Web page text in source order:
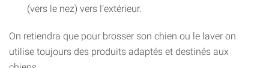
(vers le nez) vers l’extérieur.
On retiendra que pour brosser son chien ou le laver on
utilise toujours des produits adaptés et destinés aux